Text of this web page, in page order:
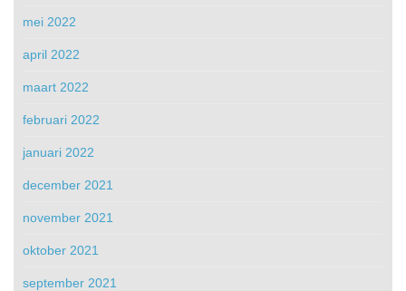
mei 2022
april 2022
maart 2022
februari 2022
januari 2022
december 2021
november 2021
oktober 2021
september 2021